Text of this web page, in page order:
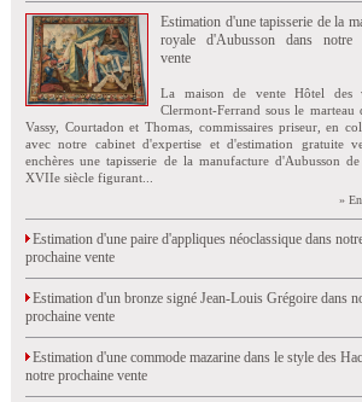
Estimation d'une tapisserie de la
royale d'Aubusson dans notre
vente
La maison de vente Hôtel des
Clermont-Ferrand sous le marteau
Vassy, Courtadon et Thomas, commissaires priseur, en
avec notre cabinet d'expertise et d'estimation gratuite
enchères une tapisserie de la manufacture d'Aubusson
XVIIe siècle figurant...
»
Estimation d'une paire d'appliques néoclassique dans
prochaine vente
Estimation d'un bronze signé Jean-Louis Grégoire dans
prochaine vente
Estimation d'une commode mazarine dans le style des
notre prochaine vente